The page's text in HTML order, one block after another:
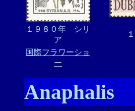
１９８０年 シリ
ア
国際フラワーショ
ー
Anaphalis